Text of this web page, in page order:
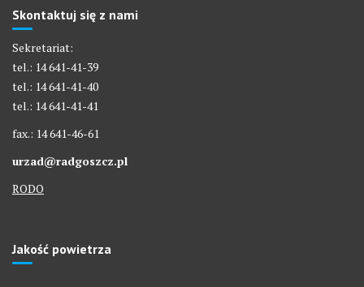
Skontaktuj się z nami
Sekretariat:
tel.: 14 641-41-39
tel.: 14 641-41-40
tel.: 14 641-41-41
fax.: 14 641-46-61
urzad@radgoszcz.pl
RODO
Jakość powietrza